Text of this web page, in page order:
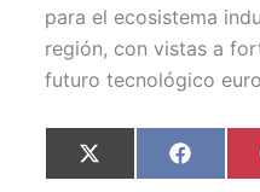
para el ecosistema
región, con vistas a
futuro tecnológico
Compartir
en
X
( en
F
a